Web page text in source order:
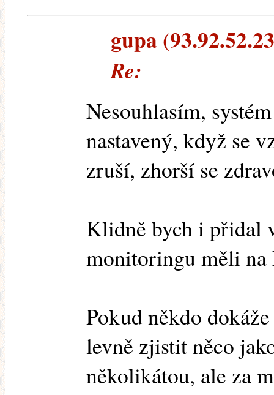
gupa
Re:
Nesouhlasím,
nastavený, když se
zruší, zhorší se
Klidně bych i přidal
monitoringu měli
Pokud někdo
levně zjistit něco
několikátou, ale za